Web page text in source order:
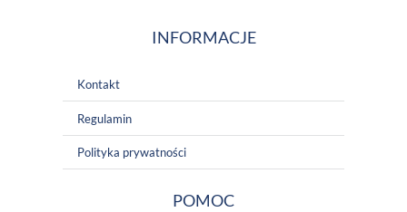
INFORMACJE
Kontakt
Regulamin
Polityka prywatności
POMOC